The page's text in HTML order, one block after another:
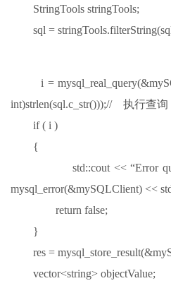
StringTools stringTools;
sql =
i =
int)strlen(sql.c_str()));// 执行查询
if ( i )
{
std::cout << “Error query
mysql_error(&mySQLClient) <<
return false;
}
res =
vector<string> objectValue;